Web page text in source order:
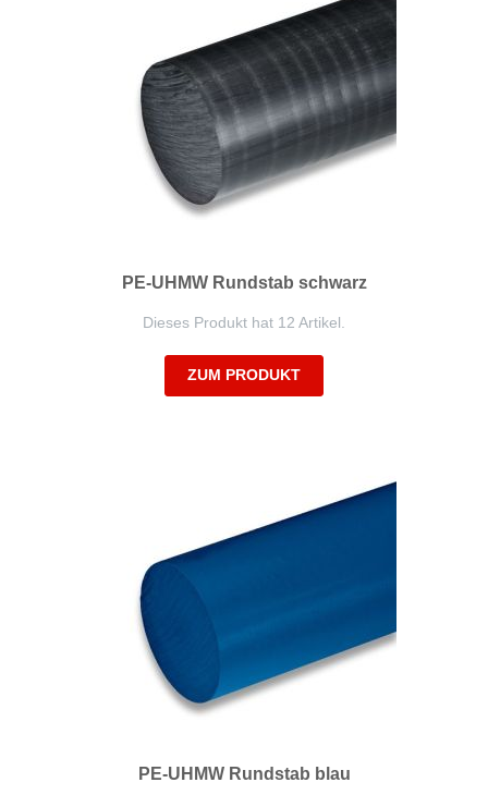
PE-UHMW Rundstab schwarz
Dieses Produkt hat 12 Artikel.
ZUM PRODUKT
PE-UHMW Rundstab blau